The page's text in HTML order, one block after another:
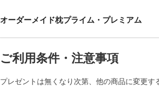
オーダーメイド枕プライム・プレミアム
ご利用条件・注意事項
プレゼントは無くなり次第、他の商品に変更す